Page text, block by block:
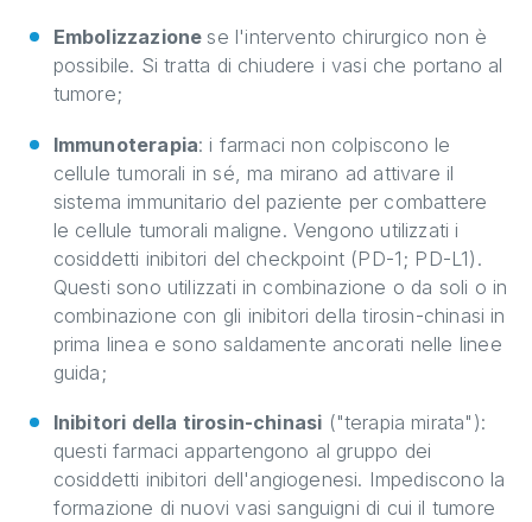
Embolizzazione se l'intervento chirurgico non è
possibile. Si tratta di chiudere i vasi che portano al
tumore;
Immunoterapia: i farmaci non colpiscono le
cellule tumorali in sé, ma mirano ad attivare il
sistema immunitario del paziente per combattere
le cellule tumorali maligne. Vengono utilizzati i
cosiddetti inibitori del checkpoint (PD-1; PD-L1).
Questi sono utilizzati in combinazione o da soli o in
combinazione con gli inibitori della tirosin-chinasi in
prima linea e sono saldamente ancorati nelle linee
guida;
Inibitori della tirosin-chinasi ("terapia mirata"):
questi farmaci appartengono al gruppo dei
cosiddetti inibitori dell'angiogenesi. Impediscono la
formazione di nuovi vasi sanguigni di cui il tumore